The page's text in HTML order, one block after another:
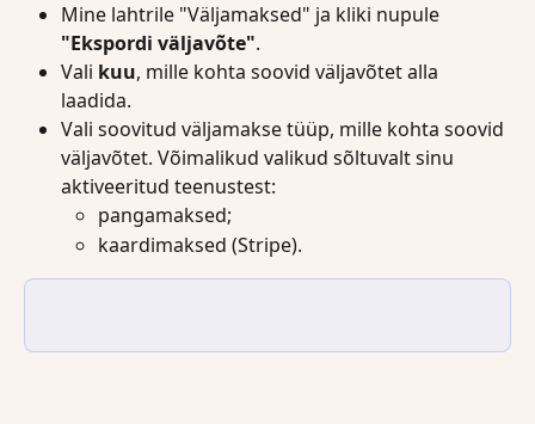
Mine lahtrile "Väljamaksed" ja kliki nupule
"Ekspordi väljavõte".
Vali kuu, mille kohta soovid väljavõtet alla
laadida.
Vali soovitud väljamakse tüüp, mille kohta soovid
väljavõtet. Võimalikud valikud sõltuvalt sinu
aktiveeritud teenustest:
pangamaksed;
kaardimaksed (Stripe).